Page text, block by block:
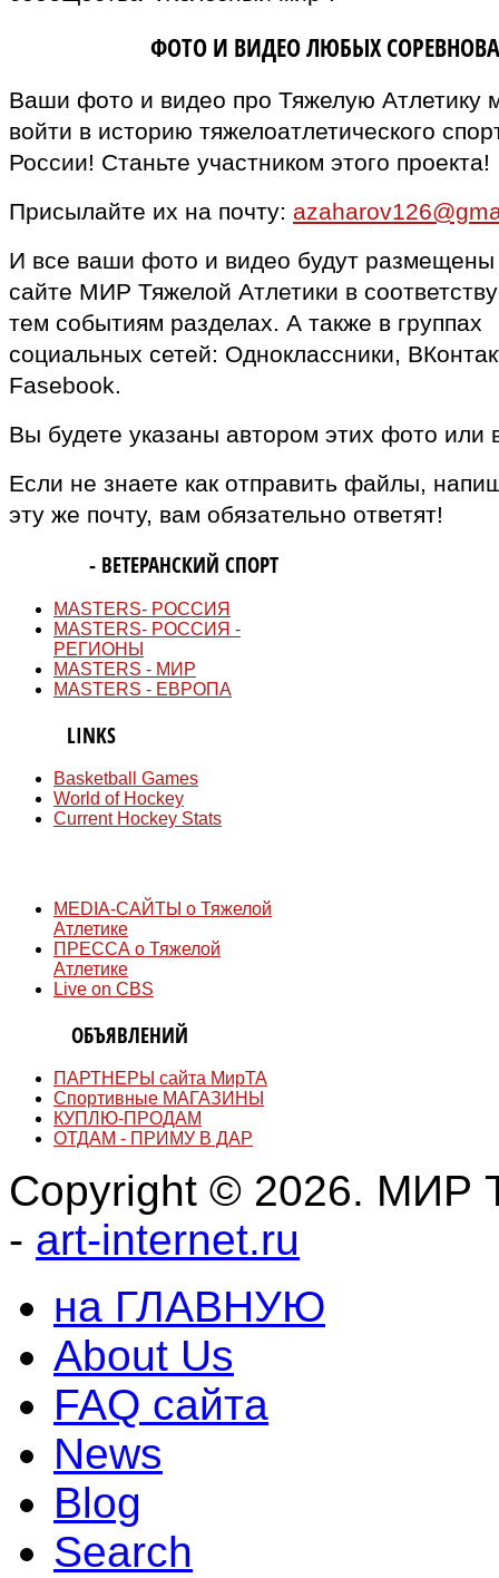
ФОТО И ВИДЕО ЛЮБЫХ
Ваши фото и видео про Тяжелую Атлетику
войти в историю тяжелоатлетического
России! Станьте участником этого проекта!
Присылайте их на почту:
И все ваши фото и видео будут размещены
сайте МИР Тяжелой Атлетики в
тем событиям разделах. А также в группах
социальных сетей: Одноклассники,
Fasebook.
Вы будете указаны автором этих фото или
Если не знаете как отправить файлы,
эту же почту, вам обязательно ответят!
- ВЕТЕРАНСКИЙ СПОРТ
MASTERS- РОССИЯ
MASTERS- РОССИЯ -
РЕГИОНЫ
MASTERS - МИР
MASTERS - ЕВРОПА
LINKS
Basketball Games
World of Hockey
Current Hockey Stats
MEDIA-САЙТЫ о Тяжелой
Атлетике
ПРЕССА о Тяжелой
Атлетике
Live on CBS
ОБЪЯВЛЕНИЙ
ПАРТНЕРЫ сайта МирТА
Спортивные МАГАЗИНЫ
КУПЛЮ-ПРОДАМ
ОТДАМ - ПРИМУ В ДАР
Copyright © 2026. МИР
- art-internet.ru
на ГЛАВНУЮ
About Us
FAQ сайта
News
Blog
Search